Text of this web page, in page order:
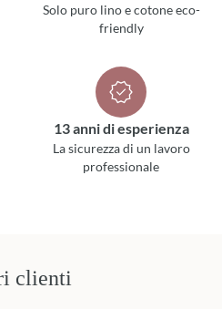
Solo puro lino e cotone eco-
friendly
13 anni di esperienza
La sicurezza di un lavoro
professionale
clienti